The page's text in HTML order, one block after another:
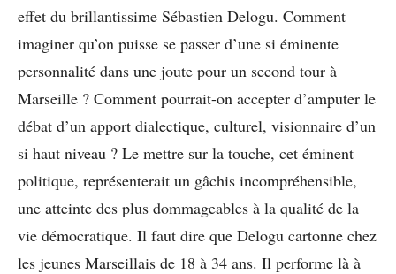
effet du brillantissime Sébastien Delogu. Comment
imaginer qu’on puisse se passer d’une si éminente
personnalité dans une joute pour un second tour à
Marseille ? Comment pourrait-on accepter d’amputer le
débat d’un apport dialectique, culturel, visionnaire d’un
si haut niveau ? Le mettre sur la touche, cet éminent
politique, représenterait un gâchis incompréhensible,
une atteinte des plus dommageables à la qualité de la
vie démocratique. Il faut dire que Delogu cartonne chez
les jeunes Marseillais de 18 à 34 ans. Il performe là à